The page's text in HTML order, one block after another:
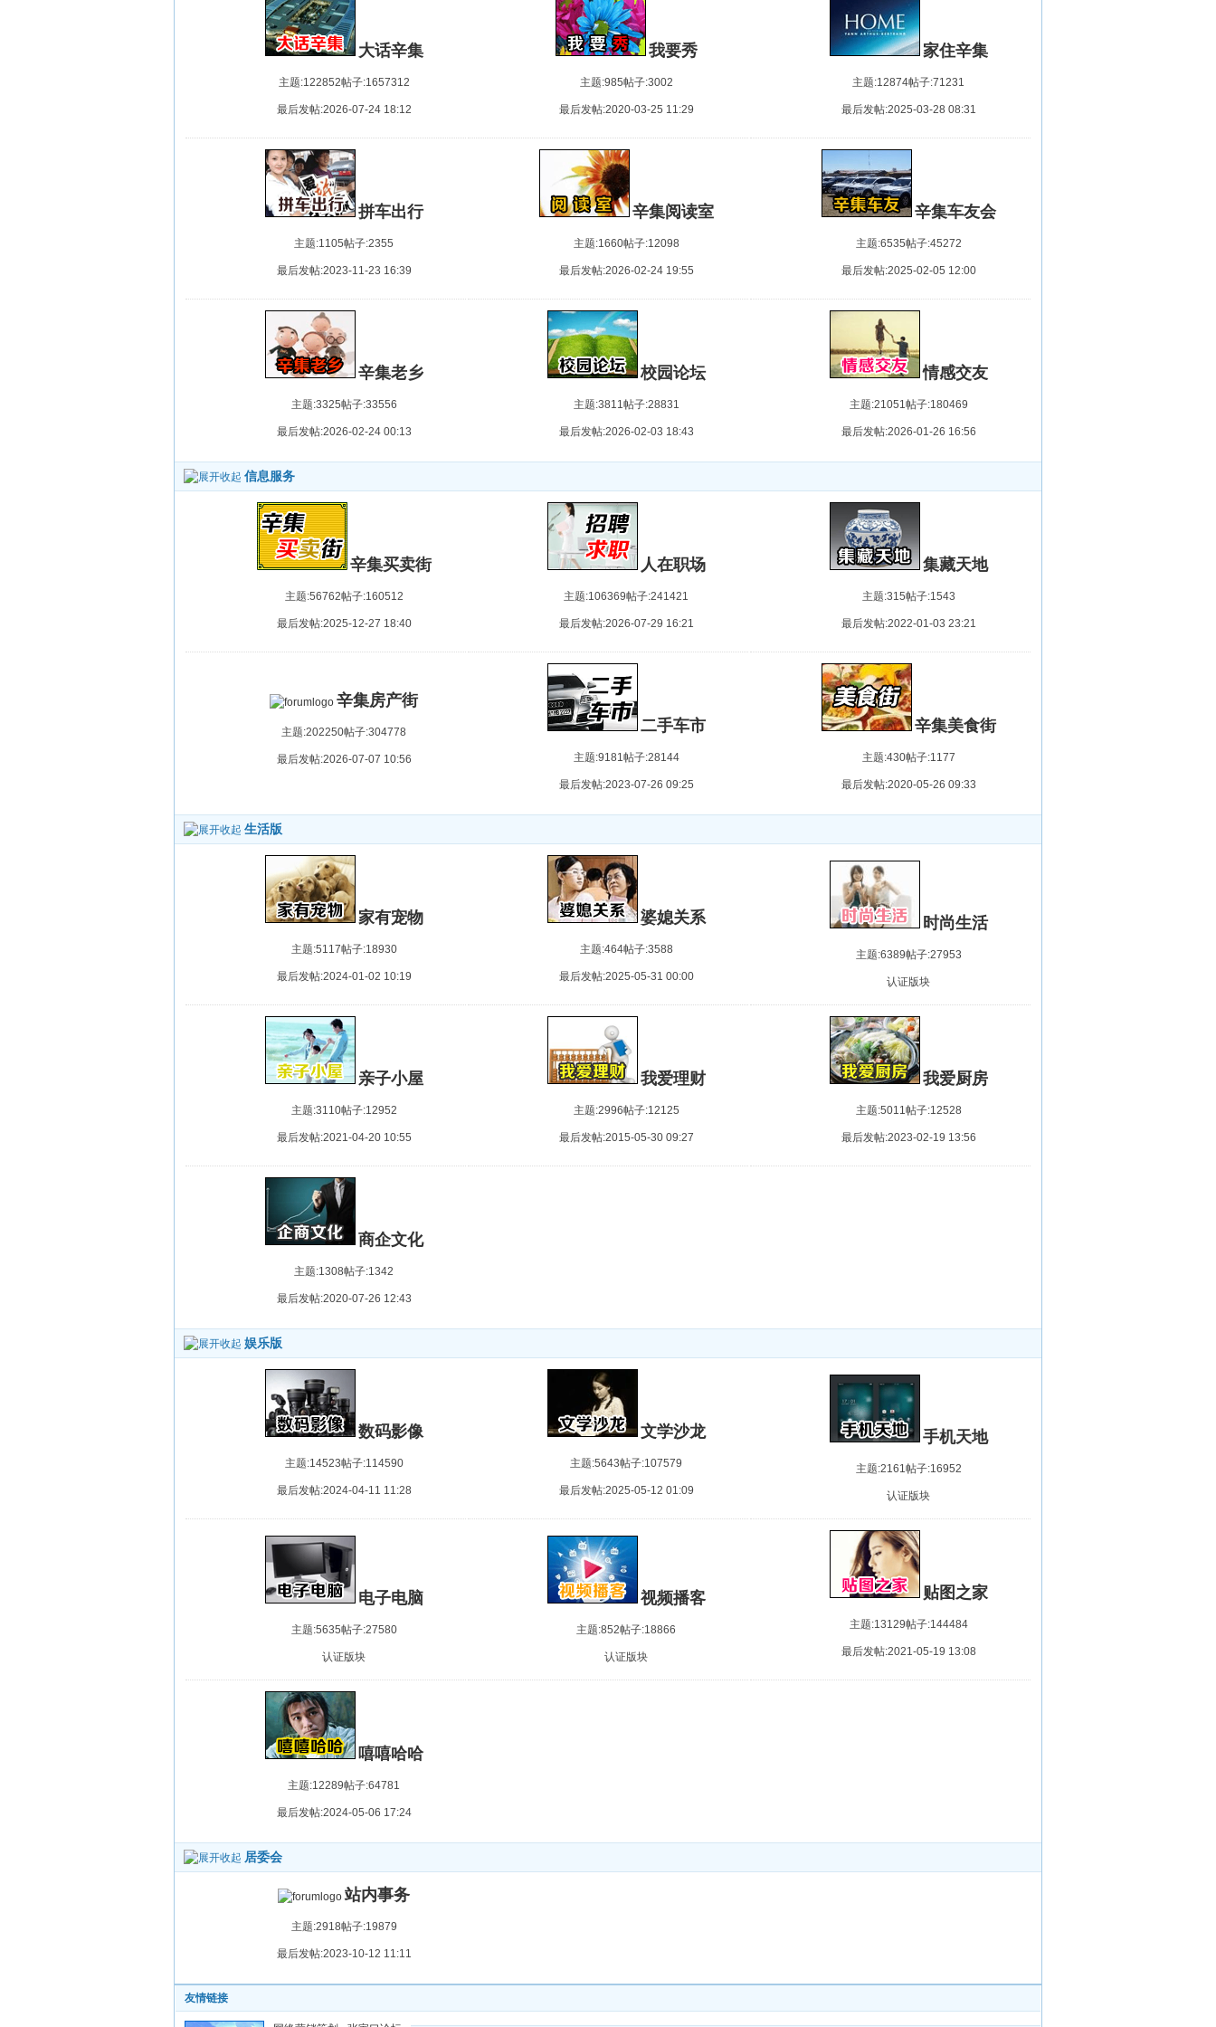
08-05-16
辛集社区新增娱乐项目<赛马场>欢迎会员体验.
08-05-16
辛集个人门户系统开始试运行!欢迎大家使用!
08-05-15
辛集社区置顶帖, 精华帖, 加亮标题贴的标准公布
辛集社区关于ID注册的管理措施公告（2006.07.25）
关于版主调整、任命，招聘的通知
08-05-14
新增版面公告。
08-05-14
社区朋友圈免费开放注册啦！
禁止发布进行人身攻击的内容
08-05-13
辛集社区广泛招聘斑竹
08-05-13
最近发现N起ID密码被盗事件，请大家增加密码难度，保护好自己的ID！
近期有些不怀好意的人在辛集社区散播木马病毒请大家注意！
08-05-12
08-05-12
辛集社区站长ANING 2007年新年贺辞.
07-12-31
07-05-22
07-05-22
《辛集阅读室》新增加《精品阅读》附版。
辛集社区升级成功啦！！！
07-05-15
07-05-13
为了方便手机用户及时访问辛集社区，现开通WAP论坛功能。
大话辛集
主题:122852帖子:1657312
最后发帖:2026-07-24 18:12
我要秀
主题:985帖子:3002
最后发帖:2020-03-25 11:29
家住辛集
主题:12874帖子:71231
最后发帖:2025-03-28 08:31
拼车出行
主题:1105帖子:2355
最后发帖:2023-11-23 16:39
辛集阅读室
主题:1660帖子:12098
最后发帖:2026-02-24 19:55
辛集车友会
主题:6535帖子:45272
最后发帖:2025-02-05 12:00
辛集老乡
主题:3325帖子:33556
最后发帖:2026-02-24 00:13
校园论坛
主题:3811帖子:28831
最后发帖:2026-02-03 18:43
情感交友
主题:21051帖子:180469
最后发帖:2026-01-26 16:56
信息服务
辛集买卖街
主题:56762帖子:160512
最后发帖:2025-12-27 18:40
人在职场
主题:106369帖子:241421
最后发帖:2026-07-29 16:21
集藏天地
主题:315帖子:1543
最后发帖:2022-01-03 23:21
辛集房产街
主题:202250帖子:304778
最后发帖:2026-07-07 10:56
二手车市
主题:9181帖子:28144
最后发帖:2023-07-26 09:25
辛集美食街
主题:430帖子:1177
最后发帖:2020-05-26 09:33
生活版
家有宠物
主题:5117帖子:18930
最后发帖:2024-01-02 10:19
婆媳关系
主题:464帖子:3588
最后发帖:2025-05-31 00:00
时尚生活
主题:6389帖子:27953
认证版块
亲子小屋
主题:3110帖子:12952
最后发帖:2021-04-20 10:55
我爱理财
主题:2996帖子:12125
最后发帖:2015-05-30 09:27
我爱厨房
主题:5011帖子:12528
最后发帖:2023-02-19 13:56
商企文化
主题:1308帖子:1342
最后发帖:2020-07-26 12:43
娱乐版
数码影像
主题:14523帖子:114590
最后发帖:2024-04-11 11:28
文学沙龙
主题:5643帖子:107579
最后发帖:2025-05-12 01:09
手机天地
主题:2161帖子:16952
认证版块
电子电脑
主题:5635帖子:27580
认证版块
视频播客
主题:852帖子:18866
认证版块
贴图之家
主题:13129帖子:144484
最后发帖:2021-05-19 13:08
嘻嘻哈哈
主题:12289帖子:64781
最后发帖:2024-05-06 17:24
居委会
站内事务
主题:2918帖子:19879
最后发帖:2023-10-12 11:11
友情链接